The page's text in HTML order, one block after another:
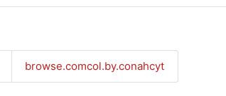
browse.comcol.by.conahcyt